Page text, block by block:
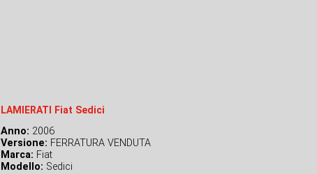
LAMIERATI Fiat Sedici
Anno: 2006
Versione: FERRATURA VENDUTA
Marca: Fiat
Modello: Sedici